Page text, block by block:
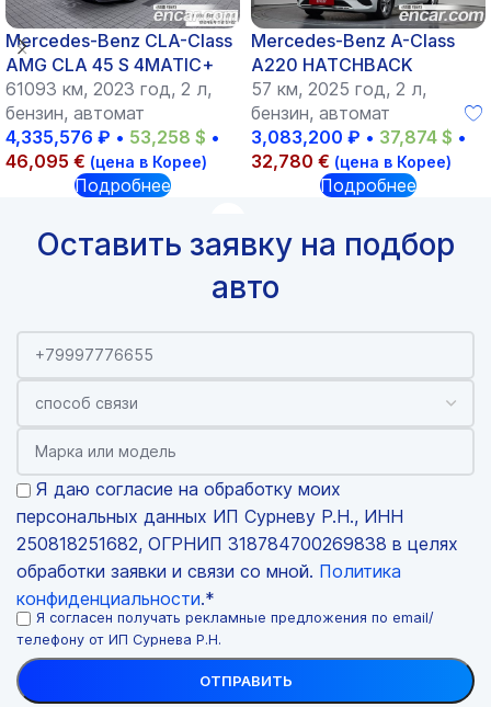
Mercedes-Benz CLA-Class
AMG CLA 45 S 4MATIC+
61093 км, 2023 год, 2 л,
бензин, автомат
4,335,576 ₽ • 53,258 $ •
46,095 € (цена в Корее)
Подробнее
Mercedes-Benz A-Class
A220 HATCHBACK
57 км, 2025 год, 2 л,
бензин, автомат
3,083,200 ₽ • 37,874 $ •
32,780 € (цена в Корее)
Подробнее
Оставить заявку на подбор
авто
Я даю согласие на обработку моих
персональных данных ИП Сурневу Р.Н., ИНН
250818251682, ОГРНИП 318784700269838 в целях
обработки заявки и связи со мной. Политика
конфиденциальности.*
Я согласен получать рекламные предложения по email/
телефону от ИП Сурнева Р.Н.